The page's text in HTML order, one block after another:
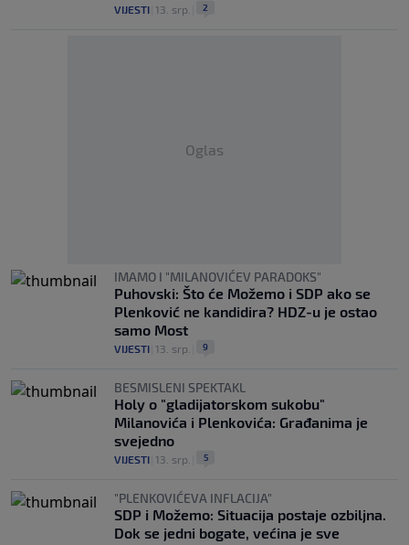
VIJESTI 13. srp. 2
Oglas
IMAMO I "MILANOVIĆEV PARADOKS"
Puhovski: Što će Možemo i SDP ako se
Plenković ne kandidira? HDZ-u je ostao
samo Most
VIJESTI 13. srp. 9
BESMISLENI SPEKTAKL
Holy o "gladijatorskom sukobu"
Milanovića i Plenkovića: Građanima je
svejedno
VIJESTI 13. srp. 5
"PLENKOVIĆEVA INFLACIJA"
SDP i Možemo: Situacija postaje ozbiljna.
Dok se jedni bogate, većina je sve